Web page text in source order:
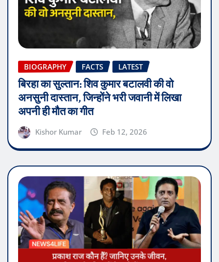
BIOGRAPHY FACTS LATEST
बिरहा का सुल्तान: शिव कुमार बटालवी की वो
अनसुनी दास्तान, जिन्होंने भरी जवानी में लिखा
अपनी ही मौत का गीत
Kishor Kumar Feb 12, 2026